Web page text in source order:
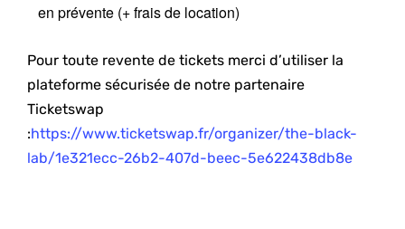
en prévente (+ frais de location)
Pour toute revente de tickets merci d’utiliser la
plateforme sécurisée de notre partenaire
Ticketswap
:https://www.ticketswap.fr/organizer/the-black-
lab/1e321ecc-26b2-407d-beec-5e622438db8e